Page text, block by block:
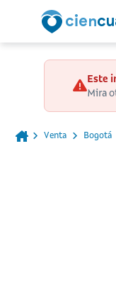
Este
Mira
Venta Bogotá